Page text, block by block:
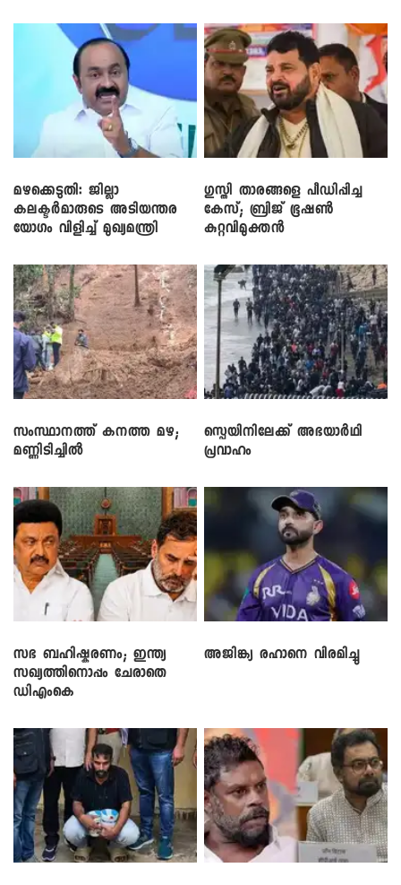
മഴക്കെടുതി: ജില്ലാ
കലക്ടർമാരുടെ അടിയന്തര
യോഗം വിളിച്ച് മുഖ്യമന്ത്രി
​ഗുസ്തി താരങ്ങളെ പീഡിപ്പിച്ച
കേസ്; ബ്രിജ് ഭൂഷൺ
കുറ്റവിമുക്തൻ
സംസ്ഥാനത്ത് കനത്ത മഴ;
മണ്ണിടിച്ചിൽ
സ്പെയിനിലേക്ക് അഭയാർഥി
പ്രവാഹം
സഭ ബഹിഷ്കരണം; ഇന്ത്യ
സഖ്യത്തിനൊപ്പം ചേരാതെ
ഡിഎംകെ
അജിങ്ക്യ രഹാനെ വിരമിച്ചു